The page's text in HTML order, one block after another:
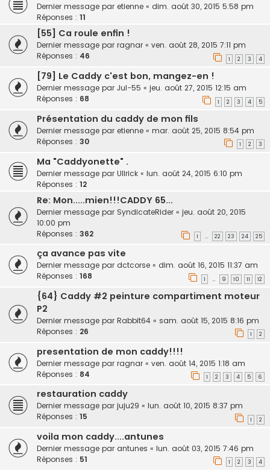
Dernier message par etienne « dim. août 30, 2015 5:58 pm
Réponses : 11
[55] Ca roule enfin !
Dernier message par ragnar « ven. août 28, 2015 7:11 pm
Réponses : 46 1 2 3 4
[79] Le Caddy c'est bon, mangez-en !
Dernier message par Jul-55 « jeu. août 27, 2015 12:15 am
Réponses : 68 1 2 3 4 5
Présentation du caddy de mon fils
Dernier message par etienne « mar. août 25, 2015 8:54 pm
Réponses : 30 1 2 3
Ma "Caddyonette" .
Dernier message par Ullrick « lun. août 24, 2015 6:10 pm
Réponses : 12
Re: Mon.....mien!!!CADDY 65...
Dernier message par SyndicateRider « jeu. août 20, 2015
10:00 pm
Réponses : 362 1 … 22 23 24 25
ça avance pas vite
Dernier message par dctcorse « dim. août 16, 2015 11:37 am
Réponses : 168 1 … 9 10 11 12
{64} Caddy #2 peinture compartiment moteur
P2
Dernier message par Rabbit64 « sam. août 15, 2015 8:16 pm
Réponses : 26 1 2
presentation de mon caddy!!!!
Dernier message par ragnar « ven. août 14, 2015 1:18 am
Réponses : 84 1 2 3 4 5 6
restauration caddy
Dernier message par juju29 « lun. août 10, 2015 8:37 pm
Réponses : 15 1 2
voila mon caddy....antunes
Dernier message par antunes « lun. août 03, 2015 7:46 pm
Réponses : 51 1 2 3 4